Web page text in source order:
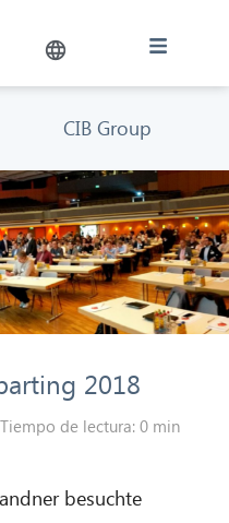
CIB Group
2018
Tiempo de lectura: 0 min
besuchte